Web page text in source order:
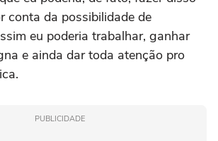
conta da possibilidade de
eu poderia trabalhar, ganhar
e ainda dar toda atenção pro
PUBLICIDADE